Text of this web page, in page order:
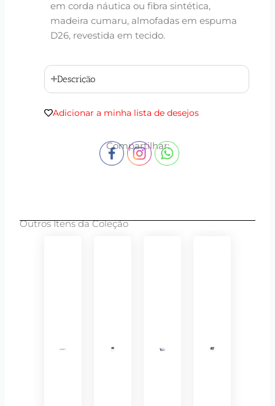
em corda náutica ou fibra sintética,
madeira cumaru, almofadas em espuma
D26, revestida em tecido.
Descrição
Adicionar a minha lista de desejos
Compartilhar:
Outros Itens da Coleção